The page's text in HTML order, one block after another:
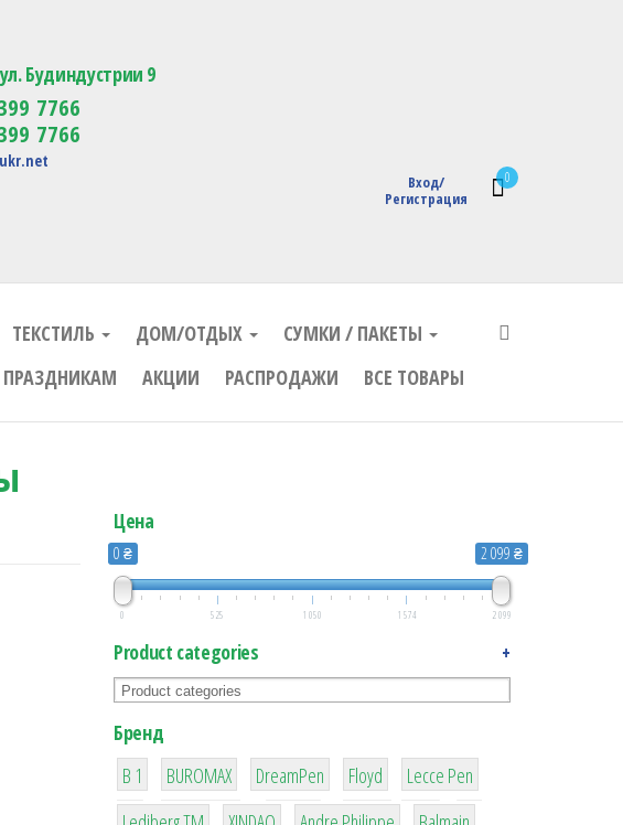
сувенирной продукции с логотипом
0
Вход/
Регистрация
Будиндустрии 9
7766
7766
ТЕКСТИЛЬ ДОМ/ОТДЫХ
СУМКИ / ПАКЕТЫ
АКЦИИ РАСПРОДАЖИ ВСЕ ТОВАРЫ
Цена
0 ₴ 2 099 ₴
0 525 1 050 1 574 2 099
Product categories +
Бренд
B 1
1
BUROMAX
1
DreamPen
2
Floyd
2
Lecce Pen
3 3 1 4